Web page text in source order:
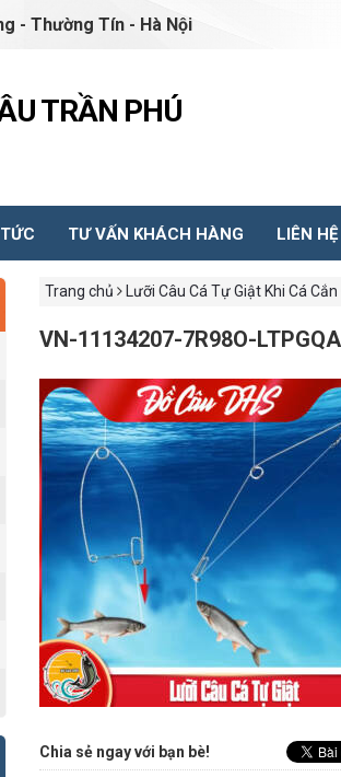
- Thường Tín - Hà Nội
TRẦN PHÚ
TƯ VẤN KHÁCH HÀNG LIÊN HỆ
Trang chủ Lưỡi Câu Cá Tự Giật Khi Cá
VN-11134207-7R98O-
Chia sẻ ngay với bạn bè!